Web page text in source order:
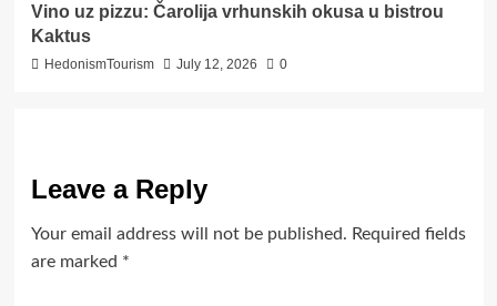
Vino uz pizzu: Čarolija vrhunskih okusa u bistrou
Kaktus
HedonismTourism July 12, 2026 0
Leave a Reply
Your email address will not be published. Required fields
are marked *